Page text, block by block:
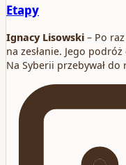
Etapy
Ignacy Lisowski – Po
na zesłanie. Jego
Na Syberii przebywał do